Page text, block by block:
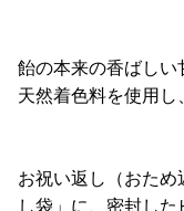
飴の本来の香ばしい
天然着色料を使用し
お祝い返し（おた
し袋」に、密封し